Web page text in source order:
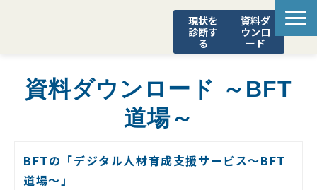
現状を
診断す
る
資料ダ
ウンロ
ード
診断ポータル
SCS評価制度 対応支援
資料ダウンロード ～BFT
道場～
BFTの「デジタル人材育成支援サービス～BFT
道場～」